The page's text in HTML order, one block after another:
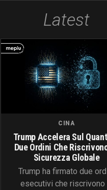
Latest
CINA
Trump Accelera Sul
Due Ordini Che
Sicurezza Globale
Trump ha firmato due
esecutivi che riscrivono